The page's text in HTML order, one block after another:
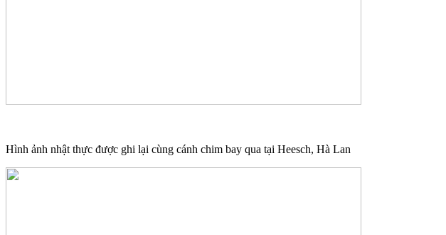
Hình ảnh nhật thực được ghi lại cùng cánh chim bay qua tại Heesch, Hà Lan